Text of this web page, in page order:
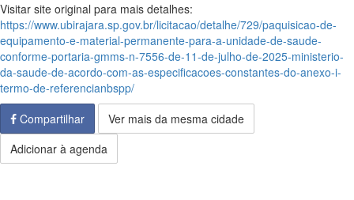
Visitar site original para mais detalhes:
https://www.ubirajara.sp.gov.br/licitacao/detalhe/729/paquisicao-de-
equipamento-e-material-permanente-para-a-unidade-de-saude-
conforme-portaria-gmms-n-7556-de-11-de-julho-de-2025-ministerio-
da-saude-de-acordo-com-as-especificacoes-constantes-do-anexo-i-
termo-de-referencianbspp/
Compartilhar
Ver mais da mesma cidade
Adicionar à agenda